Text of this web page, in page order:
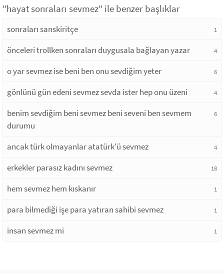
"hayat sonraları sevmez" ile benzer başlıklar
sonraları sanskiritçe 1
önceleri trollken sonraları duygusala bağlayan yazar 4
o yar sevmez ise beni ben onu sevdiğim yeter 6
gönlünü gün edeni sevmez sevda ister hep onu üzeni 4
benim sevdiğim beni sevmez beni seveni ben sevmem
durumu
6
ancak türk olmayanlar atatürk'ü sevmez 4
erkekler parasız kadını sevmez 18
hem sevmez hem kıskanır 1
para bilmediği işe para yatıran sahibi sevmez 1
insan sevmez mi 1